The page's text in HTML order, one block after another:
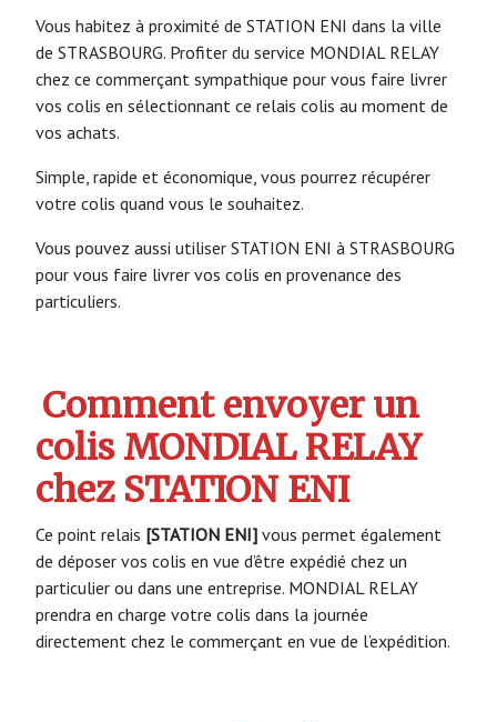
Vous habitez à proximité de STATION ENI dans la ville
de STRASBOURG. Profiter du service MONDIAL RELAY
chez ce commerçant sympathique pour vous faire livrer
vos colis en sélectionnant ce relais colis au moment de
vos achats.
Simple, rapide et économique, vous pourrez récupérer
votre colis quand vous le souhaitez.
Vous pouvez aussi utiliser STATION ENI à STRASBOURG
pour vous faire livrer vos colis en provenance des
particuliers.
Comment envoyer un
colis MONDIAL RELAY
chez STATION ENI
Ce point relais [STATION ENI] vous permet également
de déposer vos colis en vue d’être expédié chez un
particulier ou dans une entreprise. MONDIAL RELAY
prendra en charge votre colis dans la journée
directement chez le commerçant en vue de l’expédition.